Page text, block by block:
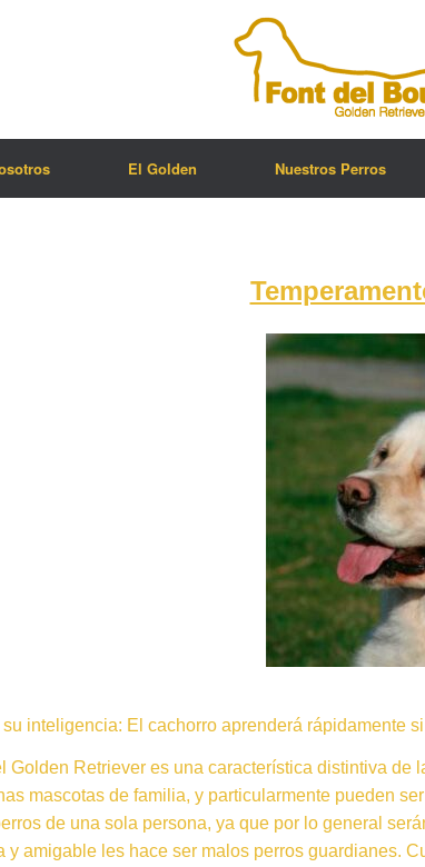
El Golden Nuestros Perros
su inteligencia: El cachorro aprenderá rápidamente
Golden Retriever es una característica distintiva
mascotas de familia, y particularmente pueden
de una sola persona, ya que por lo general
y amigable les hace ser malos perros guardianes.